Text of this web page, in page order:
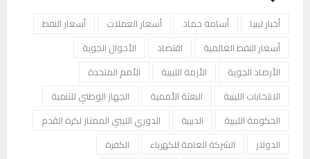
أخبار ليبيا أسامة حماد أسعار العملات
أسعار النفط
أسعار النفط العالمية
اقتصاد
الأحوال الجوية
الأرصاد الجوية
الأزمة الليبية
الأمم المتحدة
الانتخابات الليبية
البعثة الأممية
الجهاز الوطني للتنمية
الحكومة الليبية
الدبيبة
الدوري الليبي الممتاز لكرة القدم
الدولار
الشركة العامة للكهرباء
الكفرة